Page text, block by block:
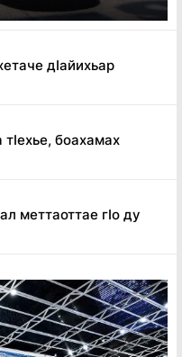
дӏайихьар
боахамах
меттаоттае гӏо ду